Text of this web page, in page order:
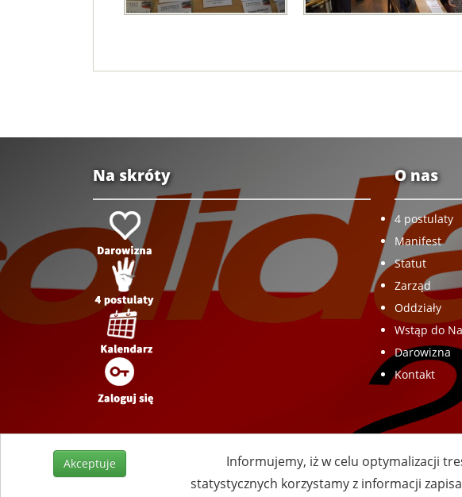
Na skróty O nas
4 postulaty
Manifest
Statut
Zarząd
Oddziały
Wstąp do
Darowizna
Kontakt
Akceptuje
Informujemy, iż w celu optymalizacji
statystycznych korzystamy z informacji